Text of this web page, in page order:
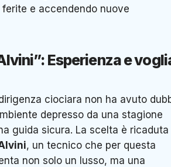
e accendendo nuove
Esperienza e
ciociara non ha avuto
depresso da una stagione
guida sicura. La scelta è ricaduta
, un tecnico che per questa
non solo un lusso, ma una